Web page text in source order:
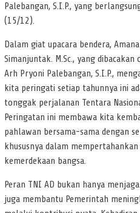
Palebangan, S.I.P., yang
(15/12).
Dalam giat upacara bendera,
Simanjuntak. M.Sc., yang
Arh Pryoni Palebangan, S.I.P.,
kita peringati setiap tahunnya ini
tonggak perjalanan Tentara
Peringatan ini membawa kita
pahlawan bersama-sama dengan
khususnya dalam
kemerdekaan bangsa.
Peran TNI AD bukan hanya
juga membantu Pemerintah